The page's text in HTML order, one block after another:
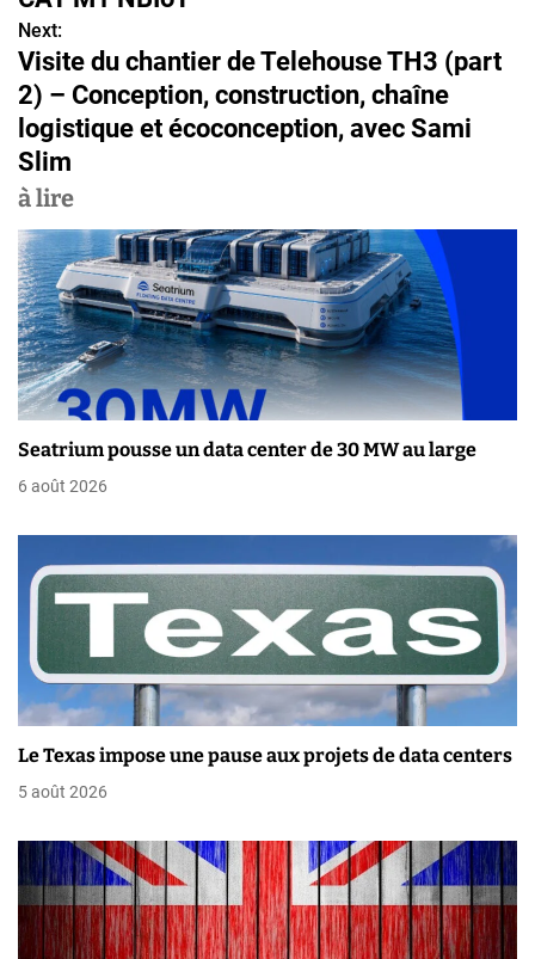
i
g
a
t
i
o
n
d
e
l
’
a
c
l
Next:
Visite du chantier de Telehouse TH3 (part
2) – Conception, construction, chaîne
logistique et écoconception, avec Sami
Slim
à lire
Seatrium pousse un data center de 30 MW au large
6 août 2026
Le Texas impose une pause aux projets de data centers
5 août 2026